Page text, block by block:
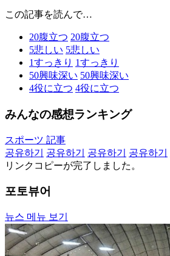
この記事を読んで…
20腹立つ 20腹立つ
5悲しい 5悲しい
1すっきり 1すっきり
50興味深い 50興味深い
4役に立つ 4役に立つ
みんなの感想ランキング
スポーツ 記事
공유하기
공유하기 공유하기 공유하기
リンクコピーが完了しました。
포토뷰어
뉴스 메뉴 보기